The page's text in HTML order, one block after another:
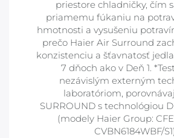
priestore chladničky, čím
priamemu fúkaniu na
hmotnosti a vysušeniu
prečo Haier Air Surround
konzistenciu a šťavnatosť jedla
7 dňoch ako v Deň 1.
nezávislým externým
laboratóriom,
SURROUND s technológiou
(modely Haier Group:
CVBN6184WBF/